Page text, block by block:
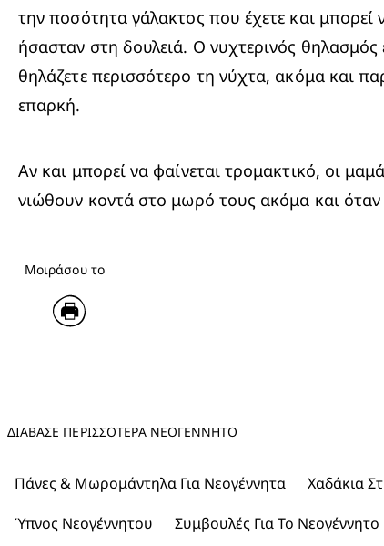
την ποσότητα γάλακτος που έχετε και
ήσασταν στη δουλειά. Ο νυχτερινός
θηλάζετε περισσότερο τη νύχτα, ακόμα και
επαρκή.
Αν και μπορεί να φαίνεται τρομακτικό, οι
νιώθουν κοντά στο μωρό τους ακόμα και όταν
Μοιράσου το
ΔΙΑΒΑΣΕ ΠΕΡΙΣΣΟΤΕΡΑ ΝΕΟΓΈΝΝΗΤΟ
Πάνες & Μωρομάντηλα Για Νεογέννητα Χαδάκια
Ύπνος Νεογέννητου
Συμβουλές Για Το Νεογέννητο